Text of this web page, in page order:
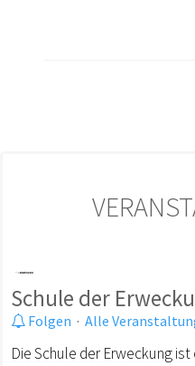
Schule der
Folgen · Alle
Die Schule der Erweckung